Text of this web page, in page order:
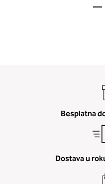
Besplatna
Dostava u